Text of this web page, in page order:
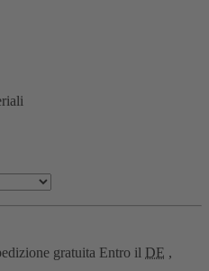
gratuita Entro il DE ,